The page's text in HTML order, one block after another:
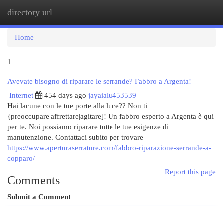
directory url
Home
1
Avevate bisogno di riparare le serrande? Fabbro a Argenta!
Internet
454 days ago jayaialu453539
Hai lacune con le tue porte alla luce?? Non ti
{preoccupare|affrettare|agitare]! Un fabbro esperto a Argenta è qui
per te. Noi possiamo riparare tutte le tue esigenze di
manutenzione. Contattaci subito per trovare
https://www.aperturaserrature.com/fabbro-riparazione-serrande-a-
copparo/
Report this page
Comments
Submit a Comment